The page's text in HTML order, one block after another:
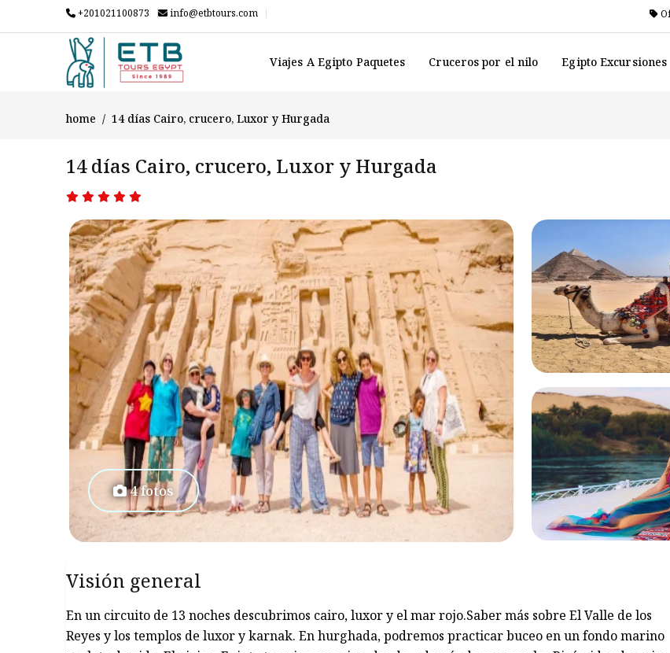
+201021100873 info@etbtours.com
Viajes A Egipto Paquetes Cruceros por el nilo Egipto Excursiones
home 14 días Cairo, crucero, Luxor y Hurgada
14 días Cairo, crucero, Luxor y Hurgada
4 fotos
Visión general
En un circuito de 13 noches descubrimos cairo, luxor y el mar rojo.Saber más sobre El Valle de los
Reyes y los templos de luxor y karnak. En hurghada, podremos practicar buceo en un fondo marino